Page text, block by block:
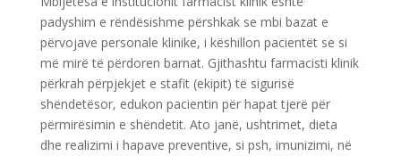
padyshim e rëndësishme përshkak se mbi bazat e
përvojave personale klinike, i këshillon pacientët se si
më mirë të përdoren barnat. Gjithashtu farmacisti klinik
përkrah përpjekjet e stafit (ekipit) të sigurisë
shëndetësor, edukon pacientin për hapat tjerë për
përmirësimin e shëndetit. Ato janë, ushtrimet, dieta
dhe realizimi i hapave preventive, si psh, imunizimi, në